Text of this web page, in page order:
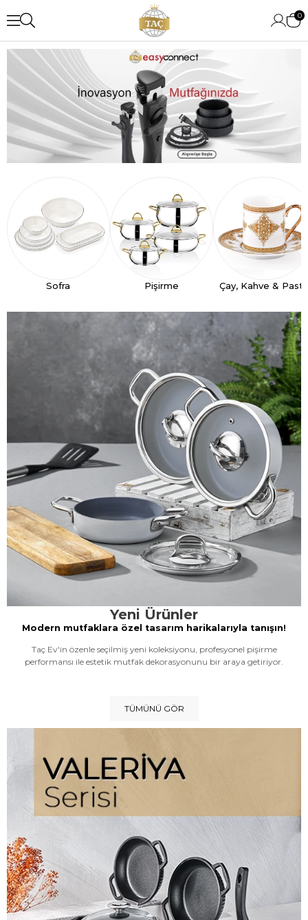
0
Sofra Pişirme Çay, Kahve &
Yeni Ürünler
Modern mutfaklara özel tasarım harikalarıyla tanışın!
Taç Ev'in özenle seçilmiş yeni koleksiyonu, profesyonel pişirme
performansı ile estetik mutfak dekorasyonunu bir araya getiriyor.
TÜMÜNÜ GÖR